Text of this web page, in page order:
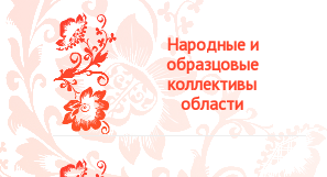
Народные и
образцовые
коллективы
области